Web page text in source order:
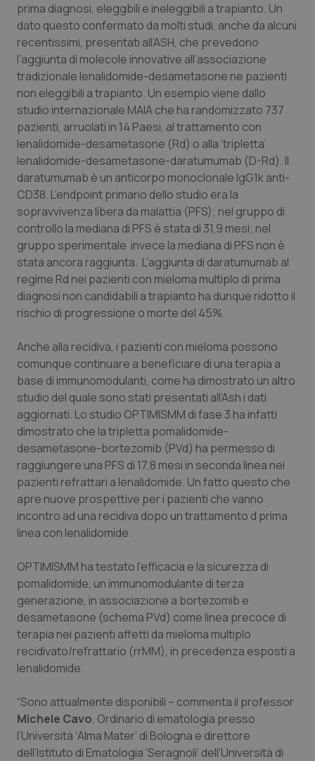
Friuli Venezia Giulia
Lazio
Liguria
Lombardia
Marche
Molise
Piemonte
Provincia Autonoma di Bolzano
Provincia Autonoma di Trento
Puglia
Sardegna
Sicilia
Toscana
Umbria
Valle D’Aosta
Veneto
Dermatite Atopica
Diabete & glucometri
Disturbi dell’umore
Dolore
Donna & Salute
Epatiti
HIV
Infezioni & Febbre
Ipertensione & Scompenso
Malattie rare
Malattia di Crohn & Rettocolite Ulcerosa
Neuroscienze & patologie neurodegenerative
Obesità
Oftalmologia
Oncodermatologia
Oncoematologia
Oncologia & Nutrizione
Psoriasi & pelle
Quotidiano Cardiologia
Quotidiano Chirurgia
Quotidiano Oncologia
prima diagnosi, eleggbili e ineleggibili a trapianto. Un
dato questo confermato da molti studi, anche da alcuni
recentissimi, presentati all’ASH, che prevedono
l’aggiunta di molecole innovative all’associazione
tradizionale lenalidomide-desametasone ne pazienti
non eleggibili a trapianto. Un esempio viene dallo
studio internazionale MAIA che ha randomizzato 737
pazienti, arruolati in 14 Paesi, al trattamento con
lenalidomide-desametasone (Rd) o alla ‘tripletta’
lenalidomide-desametasone-daratumumab (D-Rd). Il
daratumumab è un anticorpo monoclonale IgG1k anti-
CD38. L’endpoint primario dello studio era la
sopravvivenza libera da malattia (PFS); nel gruppo di
controllo la mediana di PFS è stata di 31,9 mesi; nel
gruppo sperimentale invece la mediana di PFS non è
stata ancora raggiunta. L’aggiunta di daratumumab al
regime Rd nei pazienti con mieloma multiplo di prima
diagnosi non candidabili a trapianto ha dunque ridotto il
rischio di progressione o morte del 45%.
Anche alla recidiva, i pazienti con mieloma possono
comunque continuare a beneficiare di una terapia a
base di immunomodulanti, come ha dimostrato un altro
studio del quale sono stati presentati all’Ash i dati
aggiornati. Lo studio OPTIMISMM di fase 3 ha infatti
dimostrato che la tripletta pomalidomide-
desametasone-bortezomib (PVd) ha permesso di
raggiungere una PFS di 17,8 mesi in seconda linea nei
pazienti refrattari a lenalidomide. Un fatto questo che
apre nuove prospettive per i pazienti che vanno
incontro ad una recidiva dopo un trattamento d prima
linea con lenalidomide.
OPTIMISMM ha testato l’efficacia e la sicurezza di
pomalidomide, un immunomodulante di terza
generazione, in associazione a bortezomib e
desametasone (schema PVd) come linea precoce di
terapia nei pazienti affetti da mieloma multiplo
recidivato/refrattario (rrMM), in precedenza esposti a
lenalidomide.
“Sono attualmente disponibili – commenta il professor
Michele Cavo, Ordinario di ematologia presso
l’Università ‘Alma Mater’ di Bologna e direttore
dell’Istituto di Ematologia ‘Seragnoli’ dell’Università di